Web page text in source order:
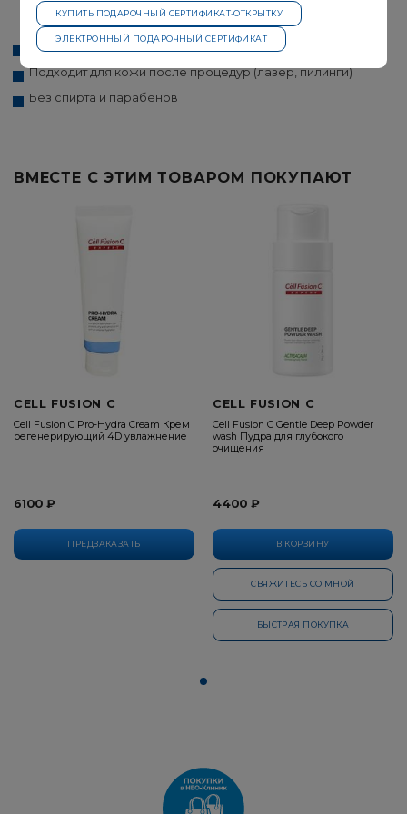
глюкан увлажняет на 20% эффективнее гиалуроновой
кислоты
Снижение чувствительности и покраснений
Подходит для кожи после процедур (лазер, пилинги)
Без спирта и парабенов
Эктоин (Ectoin)
ВМЕСТЕ С ЭТИМ ТОВАРОМ ПОКУПАЮТ
ПРЕДЗАКАЗАТЬ
CELL FUSION C
Cell Fusion C Pro-Hydra Cream Крем
регенерирующий 4D увлажнение
6100 ₽
В КОРЗИНУ
СВЯЖИТЕСЬ СО МНОЙ
БЫСТРАЯ ПОКУПКА
CELL FUSION C
Cell Fusion C Gentle Deep Powder
wash Пудра для глубокого
очищения
4400 ₽
КУПИТЬ ПОДАРОЧНЫЙ СЕРТИФИКАТ-ОТКРЫТКУ
ЭЛЕКТРОННЫЙ ПОДАРОЧНЫЙ СЕРТИФИКАТ